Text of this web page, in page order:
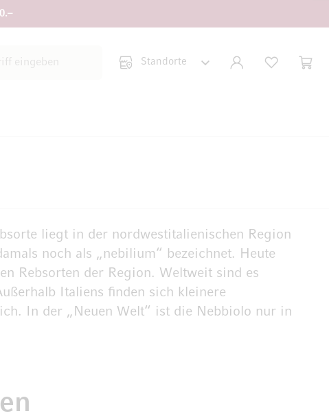
KONTO WUNSCHLISTE
liegt in der nordwestitalienischen Region
noch als „nebilium“ bezeichnet. Heute
Rebsorten der Region. Weltweit sind es
Italiens finden sich kleinere
In der „Neuen Welt“ ist die Nebbiolo nur in